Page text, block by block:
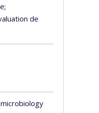
;
de
microbiology